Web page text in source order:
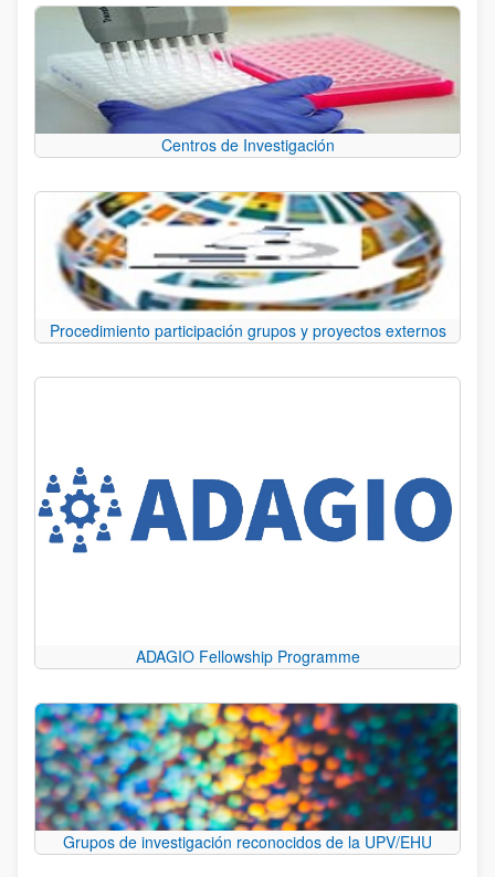
Centros de Investigación
Procedimiento participación grupos y proyectos externos
ADAGIO Fellowship Programme
Grupos de investigación reconocidos de la UPV/EHU